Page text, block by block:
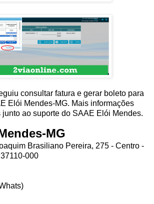
consultar fatura e gerar boleto para
Elói Mendes-MG. Mais informações
junto ao suporte do SAAE Elói Mendes.
MG
Brasiliano Pereira, 275 - Centro -
000